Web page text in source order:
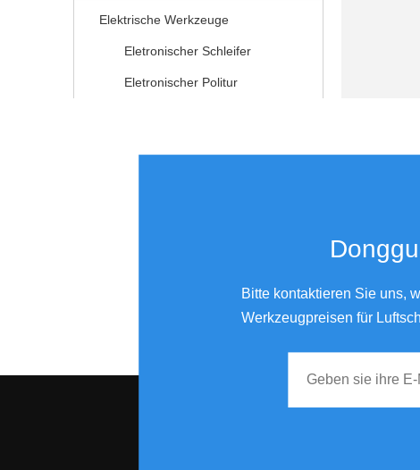
Elektrische Werkzeuge
Eletronischer Schleifer
Eletronischer Politur
Bitte kontaktieren Sie uns,
Werkzeugpreisen für